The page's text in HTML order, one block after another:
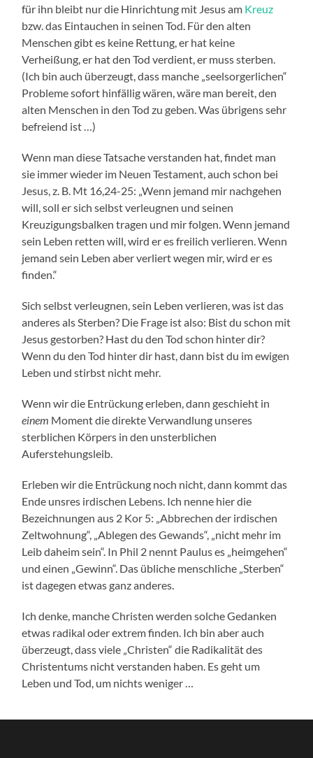
für ihn bleibt nur die Hinrichtung mit Jesus am Kreuz
bzw. das Eintauchen in seinen Tod. Für den alten
Menschen gibt es keine Rettung, er hat keine
Verheißung, er hat den Tod verdient, er muss sterben.
(Ich bin auch überzeugt, dass manche „seelsorgerlichen“
Probleme sofort hinfällig wären, wäre man bereit, den
alten Menschen in den Tod zu geben. Was übrigens sehr
befreiend ist …)
Wenn man diese Tatsache verstanden hat, findet man
sie immer wieder im Neuen Testament, auch schon bei
Jesus, z. B. Mt 16,24-25: „Wenn jemand mir nachgehen
will, soll er sich selbst verleugnen und seinen
Kreuzigungsbalken tragen und mir folgen. Wenn jemand
sein Leben retten will, wird er es freilich verlieren. Wenn
jemand sein Leben aber verliert wegen mir, wird er es
finden.“
Sich selbst verleugnen, sein Leben verlieren, was ist das
anderes als Sterben? Die Frage ist also: Bist du schon mit
Jesus gestorben? Hast du den Tod schon hinter dir?
Wenn du den Tod hinter dir hast, dann bist du im ewigen
Leben und stirbst nicht mehr.
Wenn wir die Entrückung erleben, dann geschieht in
einem Moment die direkte Verwandlung unseres
sterblichen Körpers in den unsterblichen
Auferstehungsleib.
Erleben wir die Entrückung noch nicht, dann kommt das
Ende unsres irdischen Lebens. Ich nenne hier die
Bezeichnungen aus 2 Kor 5: „Abbrechen der irdischen
Zeltwohnung“, „Ablegen des Gewands“, „nicht mehr im
Leib daheim sein“. In Phil 2 nennt Paulus es „heimgehen“
und einen „Gewinn“. Das übliche menschliche „Sterben“
ist dagegen etwas ganz anderes.
Ich denke, manche Christen werden solche Gedanken
etwas radikal oder extrem finden. Ich bin aber auch
überzeugt, dass viele „Christen“ die Radikalität des
Christentums nicht verstanden haben. Es geht um
Leben und Tod, um nichts weniger …